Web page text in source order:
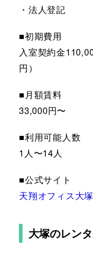
・法人登記
■初期費用
入室契約金
円）
■月額賃料
33,000円〜
■利用可能人数
1人〜14人
■公式サイト
天翔オフィス大塚
大塚のレン